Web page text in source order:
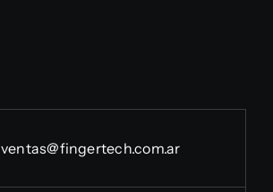
ventas@fingertech.com.ar